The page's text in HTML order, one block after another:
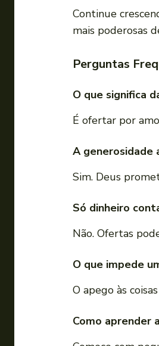
Continue
mais poderosas
Perguntas
O que significa
É ofertar por
A generosidade
Sim. Deus
Só dinheiro
Não. Ofertas
O que impede
O apego às
Como aprender